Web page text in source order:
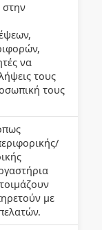
στην
να
τους
τους
με